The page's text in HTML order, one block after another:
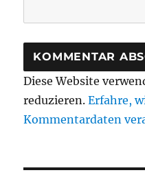
Diese Website
reduzieren.Erfahre,
Kommentardaten